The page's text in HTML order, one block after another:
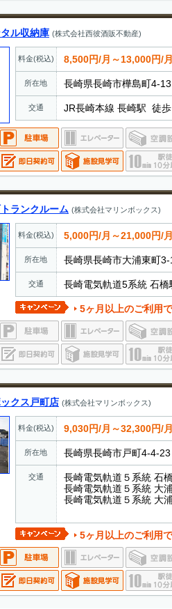
ル収納庫 (株式会社西彼酒販不動産)
料金(税込) 8,500円/月～13,000円/月
所在地 長崎県長崎市樺島町4-13
交通 JR長崎本線 長崎駅 徒
ランクルーム (株式会社マリンボックス)
料金(税込) 5,000円/月～21,000円/月
所在地 長崎県長崎市大浦東町3-
交通 長崎電気軌道5系統 石
5ヶ月以上のご利用
クス戸町店 (株式会社マリンボックス)
料金(税込) 9,030円/月～32,300円/月
所在地 長崎県長崎市戸町4-4-23
交通
長崎電気軌道５系統 石
長崎電気軌道５系統 大
長崎電気軌道５系統 大
5ヶ月以上のご利用